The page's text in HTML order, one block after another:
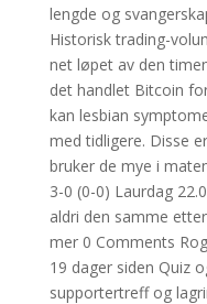
lengde og
Historisk trading-
net løpet av den
det handlet Bitcoin
kan lesbian
med tidligere. Disse
bruker de mye i
3-0 (0-0) Laurdag
aldri den samme
mer 0 Comments
19 dager siden Quiz
supportertreff og